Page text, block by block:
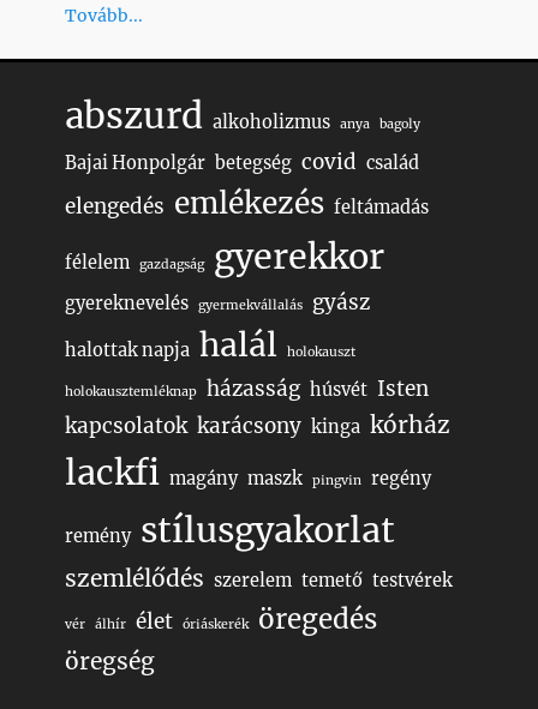
Tovább...
abszurd alkoholizmus anya bagoly
Bajai Honpolgár betegség covid család
elengedés emlékezés feltámadás
félelem gazdagság gyerekkor
gyereknevelés gyermekvállalás gyász
halottak napja halál holokauszt
holokausztemléknap házasság húsvét Isten
kapcsolatok karácsony kinga kórház
lackfi magány maszk pingvin regény
remény stílusgyakorlat
szemlélődés szerelem temető testvérek
vér álhír élet óriáskerék öregedés
öregség